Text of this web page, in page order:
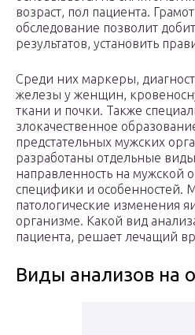
возраст, пол пациента.
обследование позволит
результатов, установить
Среди них маркеры,
железы у женщин,
ткани и почки. Также
злокачественное
предстательных мужских
разработаны отдельные
направленность на мужской
специфики и особенностей.
патологические изменения
организме. Какой вид
пациента, решает лечащий
Виды анализов на